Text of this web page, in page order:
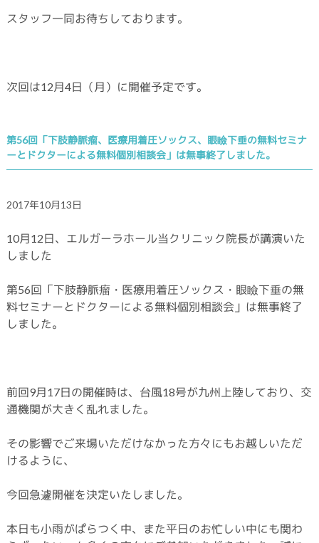
スタッフ一同お待ちしております。
次回は12月4日（月）に開催予定です。
第56回「下肢静脈瘤、医療用着圧ソックス、眼瞼下垂の無料セミナ
ーとドクターによる無料個別相談会」は無事終了しました。
2017年10月13日
10月12日、エルガーラホール当クリニック院長が講演いた
しました
第56回「下肢静脈瘤・医療用着圧ソックス・眼瞼下垂の無
料セミナーとドクターによる無料個別相談会」は無事終了
しました。
前回9月17日の開催時は、台風18号が九州上陸しており、交
通機関が大きく乱れました。
その影響でご来場いただけなかった方々にもお越しいただ
けるように、
今回急遽開催を決定いたしました。
本日も小雨がぱらつく中、また平日のお忙しい中にも関わ